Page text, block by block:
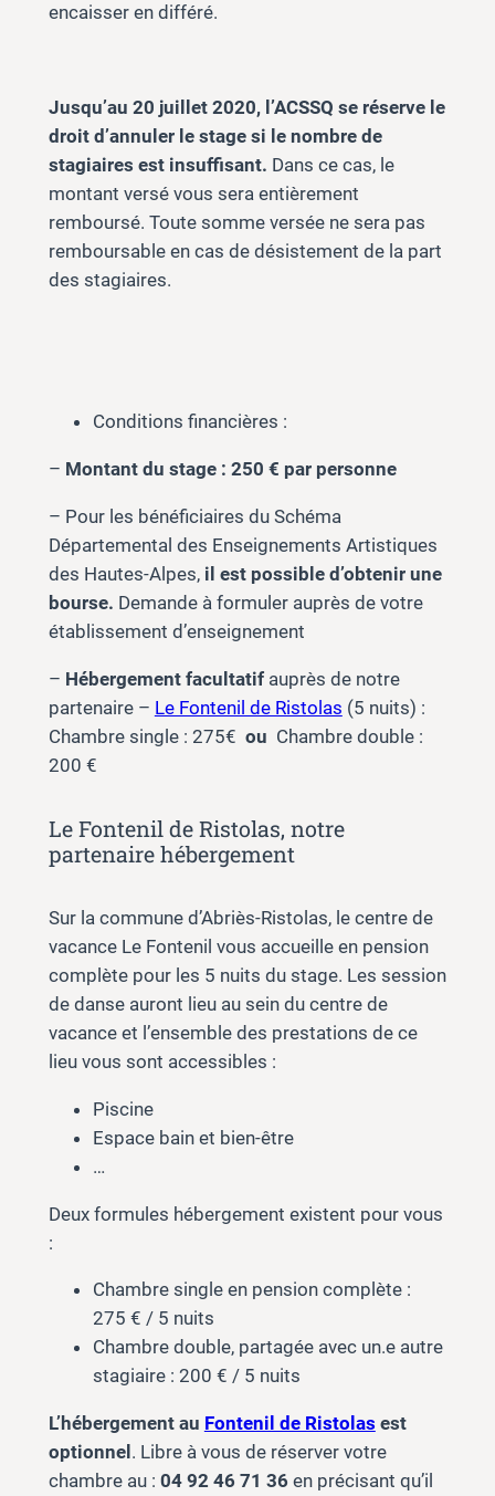
encaisser en différé.
Jusqu’au 20 juillet 2020, l’ACSSQ se réserve le
droit d’annuler le stage si le nombre de
stagiaires est insuffisant. Dans ce cas, le
montant versé vous sera entièrement
remboursé. Toute somme versée ne sera pas
remboursable en cas de désistement de la part
des stagiaires.
Conditions financières :
– Montant du stage : 250 € par personne
– Pour les bénéficiaires du Schéma
Départemental des Enseignements Artistiques
des Hautes-Alpes, il est possible d’obtenir une
bourse. Demande à formuler auprès de votre
établissement d’enseignement
– Hébergement facultatifauprès de notre
partenaire – Le Fontenil de Ristolas (5 nuits) :
Chambre single : 275€ ou Chambre double :
200 €
Le Fontenil de Ristolas, notre
partenaire hébergement
Sur la commune d’Abriès-Ristolas, le centre de
vacance Le Fontenil vous accueille en pension
complète pour les 5 nuits du stage. Les session
de danse auront lieu au sein du centre de
vacance et l’ensemble des prestations de ce
lieu vous sont accessibles :
Piscine
Espace bain et bien-être
…
Deux formules hébergement existent pour vous
:
Chambre single en pension complète :
275 € / 5 nuits
Chambre double, partagée avec un.e autre
stagiaire : 200 € / 5 nuits
L’hébergement au Fontenil de Ristolas est
optionnel . Libre à vous de réserver votre
chambre au : 04 92 46 71 36 en précisant qu’il